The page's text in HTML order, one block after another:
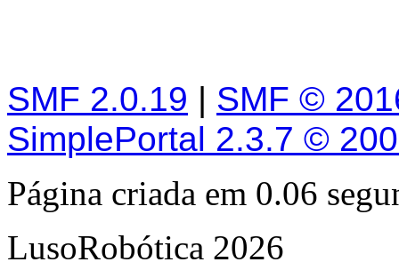
SMF 2.0.19 | SMF ©
SimplePortal 2.3.7 ©
Página criada em 0.06
LusoRobótica 2026